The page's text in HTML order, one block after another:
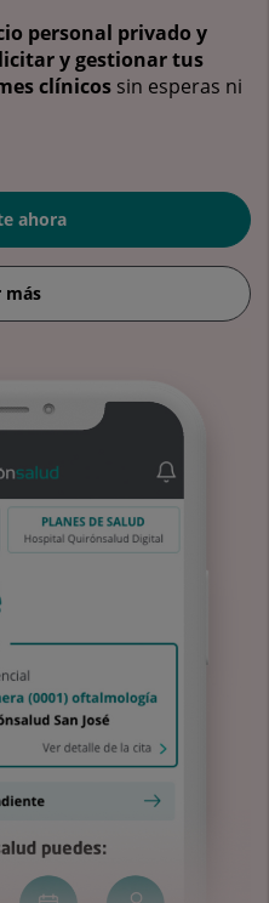
personal privado y
y gestionar tus
clínicos sin esperas ni
ahora
más